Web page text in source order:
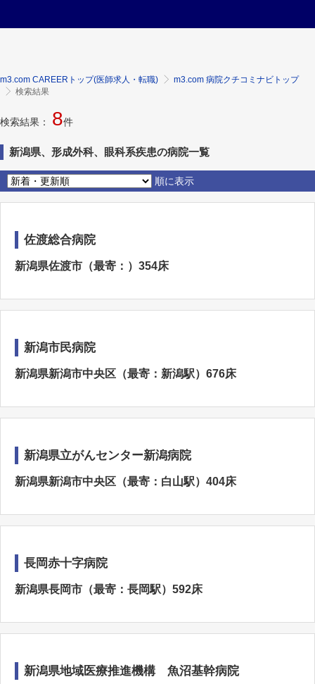
m3.com CAREERトップ(医師求人・転職)
m3.com 病院クチコミナビトップ
検索結果
検索結果： 8件
新潟県、形成外科、眼科系疾患の病院一覧
順に表示
佐渡総合病院
新潟県佐渡市（最寄：）354床
新潟市民病院
新潟県新潟市中央区（最寄：新潟駅）676床
新潟県立がんセンター新潟病院
新潟県新潟市中央区（最寄：白山駅）404床
長岡赤十字病院
新潟県長岡市（最寄：長岡駅）592床
新潟県地域医療推進機構 魚沼基幹病院